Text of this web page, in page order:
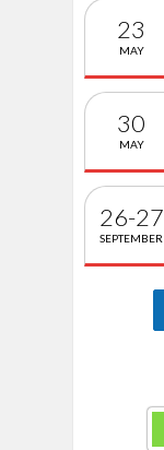
23
MAY
30
MAY
26-27
SEPTEMBER